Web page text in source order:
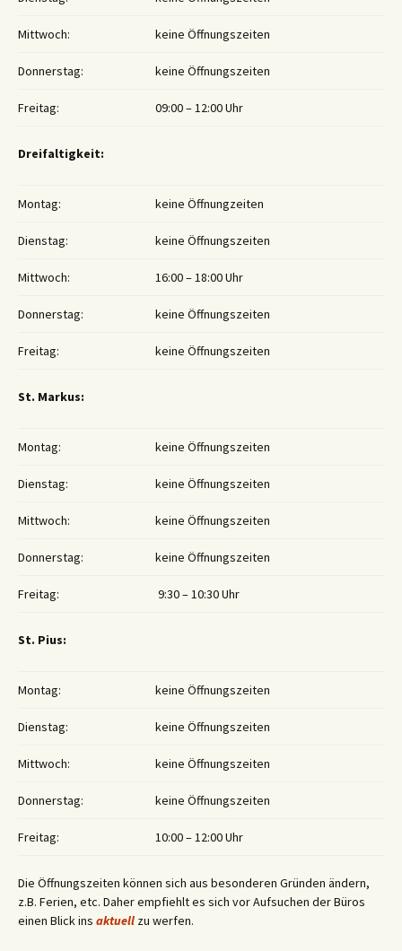
Mittwoch: keine Öffnungszeiten
Donnerstag: keine Öffnungszeiten
Freitag: 09:00 – 12:00 Uhr
Dreifaltigkeit:
Montag: keine Öffnungzeiten
Dienstag: keine Öffnungszeiten
Mittwoch: 16:00 – 18:00 Uhr
Donnerstag: keine Öffnungszeiten
Freitag: keine Öffnungszeiten
St. Markus:
Montag: keine Öffnungszeiten
Dienstag: keine Öffnungszeiten
Mittwoch: keine Öffnungszeiten
Donnerstag: keine Öffnungszeiten
Freitag: 9:30 – 10:30 Uhr
St. Pius:
Montag: keine Öffnungszeiten
Dienstag: keine Öffnungszeiten
Mittwoch: keine Öffnungszeiten
Donnerstag: keine Öffnungszeiten
Freitag: 10:00 – 12:00 Uhr
Die Öffnungszeiten können sich aus besonderen Gründen ändern,
z.B. Ferien, etc. Daher empfiehlt es sich vor Aufsuchen der Büros
einen Blick ins aktuell zu werfen.